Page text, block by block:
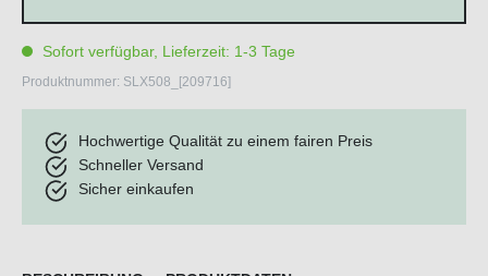
Sofort verfügbar, Lieferzeit: 1-3 Tage
Produktnummer: SLX508_[209716]
Hochwertige Qualität zu einem fairen Preis
Schneller Versand
Sicher einkaufen